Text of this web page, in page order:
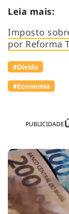
PUBLICIDADE
Leia mais:
Imposto
por Reforma
#Dívida
#Economia